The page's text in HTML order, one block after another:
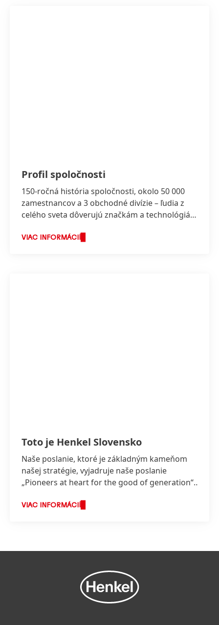
Profil spoločnosti
150-ročná história spoločnosti, okolo 50 000
zamestnancov a 3 obchodné divízie – ľudia z
celého sveta dôverujú značkám a technológiám
VIAC INFORMÁCIÍ
Toto je Henkel Slovensko
Naše poslanie, ktoré je základným kameňom
našej stratégie, vyjadruje naše poslanie
„Pioneers at heart for the good of generation“,
čo usilujeme.
VIAC INFORMÁCIÍ